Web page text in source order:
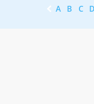
A B C D